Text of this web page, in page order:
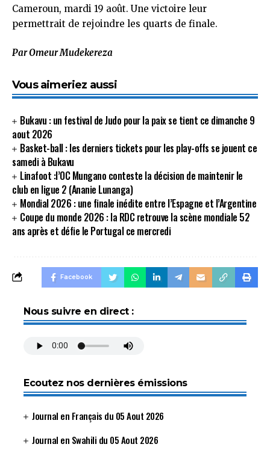
Cameroun, mardi 19 août. Une victoire leur
permettrait de rejoindre les quarts de finale.
Par Omeur Mudekereza
Vous aimeriez aussi
Bukavu : un festival de Judo pour la paix se tient ce dimanche 9
aout 2026
Basket-ball : les derniers tickets pour les play-offs se jouent ce
samedi à Bukavu
Linafoot :l’OC Mungano conteste la décision de maintenir le
club en ligue 2 (Ananie Lunanga)
Mondial 2026 : une finale inédite entre l’Espagne et l’Argentine
Coupe du monde 2026 : la RDC retrouve la scène mondiale 52
ans après et défie le Portugal ce mercredi
Facebook
Nous suivre en direct :
Ecoutez nos dernières émissions
Journal en Français du 05 Aout 2026
Journal en Swahili du 05 Aout 2026